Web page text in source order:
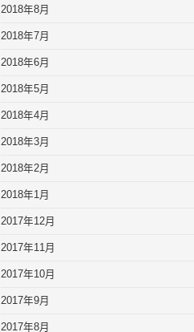
2018年8月
2018年7月
2018年6月
2018年5月
2018年4月
2018年3月
2018年2月
2018年1月
2017年12月
2017年11月
2017年10月
2017年9月
2017年8月